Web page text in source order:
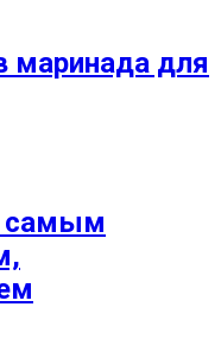
маринада для
самым